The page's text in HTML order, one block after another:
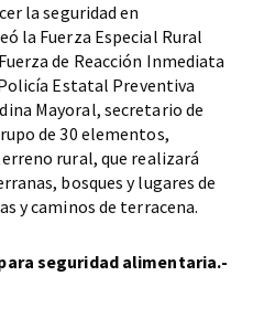
la seguridad en
la Fuerza Especial Rural
de Reacción Inmediata
Estatal Preventiva
Mayoral, secretario de
de 30 elementos,
rural, que realizará
bosques y lugares de
y caminos de terracena.
seguridad alimentaria.-